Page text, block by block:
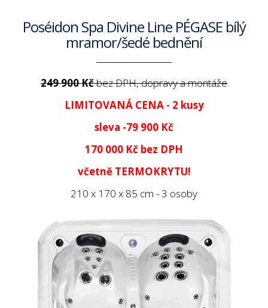
Poséidon Spa Divine Line PÉGASE bílý
mramor/šedé bednění
249 900 Kčbez DPH, dopravy a montáže
LIMITOVANÁ CENA - 2 kusy
sleva -79 900 Kč
170 000 Kč bez DPH
včetně TERMOKRYTU!
210 x 170 x 85 cm - 3 osoby